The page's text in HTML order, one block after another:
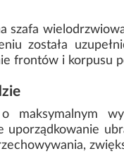
szafa
została
frontów i korpusu